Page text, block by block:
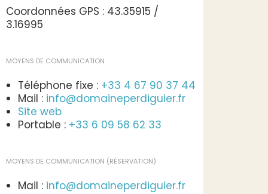
Coordonnées GPS : 43.35915 /
3.16995
MOYENS DE COMMUNICATION
Téléphone fixe : +33 4 67 90 37 44
Mail : info@domaineperdiguier.fr
Site web
Portable : +33 6 09 58 62 33
MOYENS DE COMMUNICATION (RÉSERVATION)
Mail : info@domaineperdiguier.fr